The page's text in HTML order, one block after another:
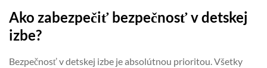
Ako zabezpečiť bezpečnosť v detskej
izbe?
Bezpečnosť v detskej izbe je absolútnou prioritou. Všetky